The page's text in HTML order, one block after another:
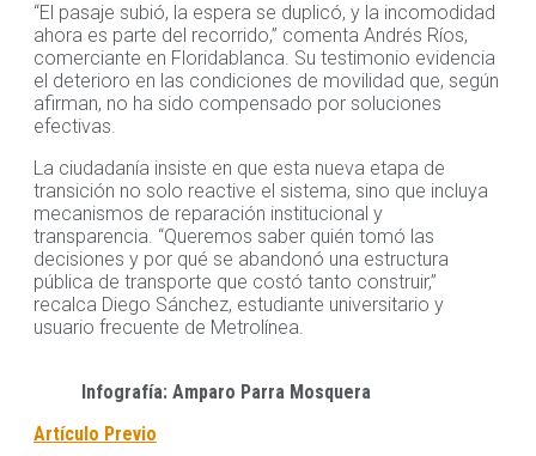
“El pasaje subió, la espera se duplicó, y la incomodidad
ahora es parte del recorrido,” comenta Andrés Ríos,
comerciante en Floridablanca. Su testimonio evidencia
el deterioro en las condiciones de movilidad que, según
afirman, no ha sido compensado por soluciones
efectivas.
La ciudadanía insiste en que esta nueva etapa de
transición no solo reactive el sistema, sino que incluya
mecanismos de reparación institucional y
transparencia. “Queremos saber quién tomó las
decisiones y por qué se abandonó una estructura
pública de transporte que costó tanto construir,”
recalca Diego Sánchez, estudiante universitario y
usuario frecuente de Metrolínea.
Infografía: Amparo Parra Mosquera
Artículo Previo